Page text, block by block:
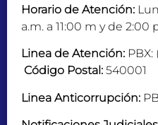
Horario de Atención:
a.m. a 11:00 m y de 2:00
Linea de Atención:
Código Postal: 540001
Linea Anticorrupción: